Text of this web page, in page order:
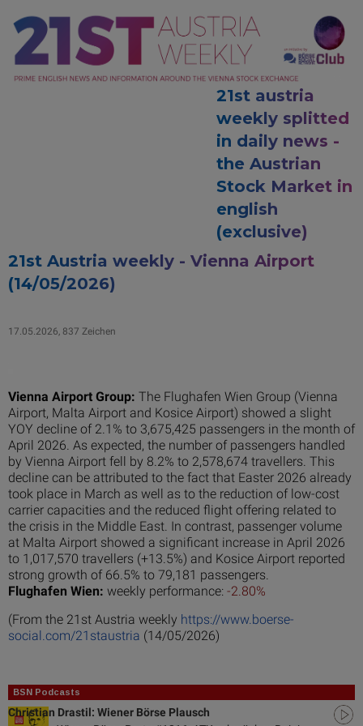
21st austria
weekly splitted
in daily news -
the Austrian
Stock Market in
english
(exclusive)
21st Austria weekly - Vienna Airport
(14/05/2026)
17.05.2026, 837 Zeichen
Vienna Airport Group: The Flughafen Wien Group (Vienna
Airport, Malta Airport and Kosice Airport) showed a slight
YOY decline of 2.1% to 3,675,425 passengers in the month of
April 2026. As expected, the number of passengers handled
by Vienna Airport fell by 8.2% to 2,578,674 travellers. This
decline can be attributed to the fact that Easter 2026 already
took place in March as well as to the reduction of low-cost
carrier capacities and the reduced flight offering related to
the crisis in the Middle East. In contrast, passenger volume
at Malta Airport showed a significant increase in April 2026
to 1,017,570 travellers (+13.5%) and Kosice Airport reported
strong growth of 66.5% to 79,181 passengers.
Flughafen Wien: weekly performance: -2.80%
(From the 21st Austria weekly https://www.boerse-
social.com/21staustria (14/05/2026)
BSN Podcasts
Christian Drastil: Wiener Börse Plausch